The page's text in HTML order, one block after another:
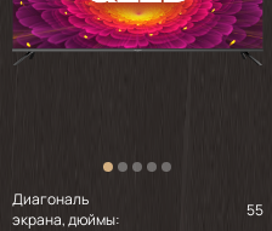
Диагональ
экрана, дюймы:
55